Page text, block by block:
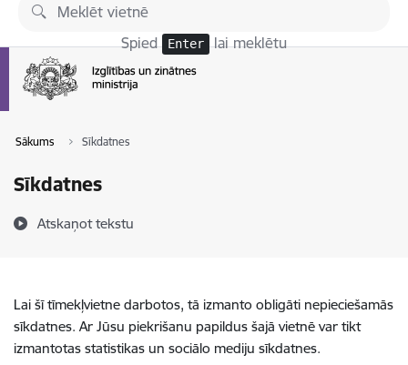
Pāriet uz lapas saturu
Spied Enter lai meklētu
Sākums Sīkdatnes
Sīkdatnes
Atskaņot tekstu
Lai šī tīmekļvietne darbotos, tā izmanto obligāti nepieciešamās
sīkdatnes. Ar Jūsu piekrišanu papildus šajā vietnē var tikt
izmantotas statistikas un sociālo mediju sīkdatnes.